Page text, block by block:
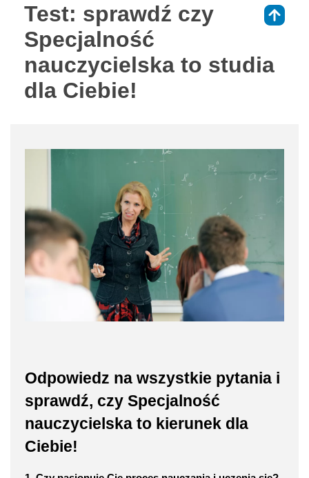
Test: sprawdź czy
Specjalność
nauczycielska to studia
dla Ciebie!
Odpowiedz na wszystkie pytania i
sprawdź, czy Specjalność
nauczycielska to kierunek dla
Ciebie!